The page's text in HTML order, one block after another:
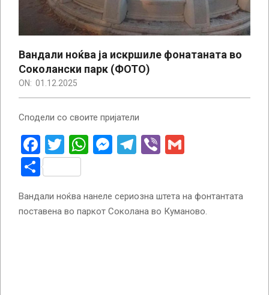
Вандали ноќва ја искршиле фонатаната во
Соколански парк (ФОТО)
ON: 01.12.2025
Сподели со своите пријатели
Facebook
Twitter
WhatsApp
Messenger
Telegram
Viber
Share
Вандали ноќва нанеле сериозна штета на фонтантата
поставена во паркот Соколана во Куманово.